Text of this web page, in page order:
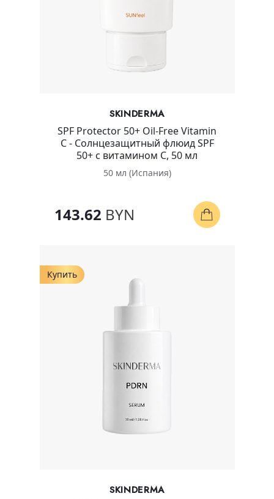
SKINDERMA
SPF Protector 50+ Oil-Free Vitamin
C - Солнцезащитный флюид SPF
50+ с витамином С, 50 мл
50 мл (Испания)
143.62 BYN
Купить
SKINDERMA